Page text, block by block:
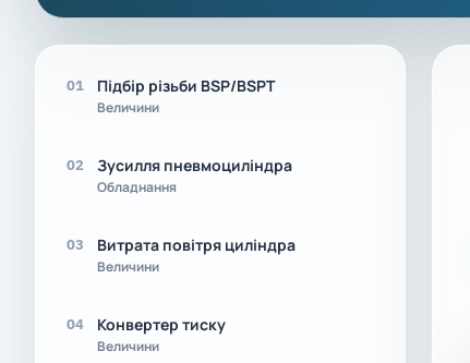
01 Підбір різьби BSP/BSPT
Величини
02 Зусилля пневмоциліндра
Обладнання
03 Витрата повітря циліндра
Величини
04 Конвертер тиску
Величини